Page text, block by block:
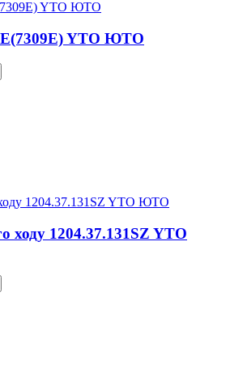
YTO ЮТО
ходу 1204.37.131SZ YTO